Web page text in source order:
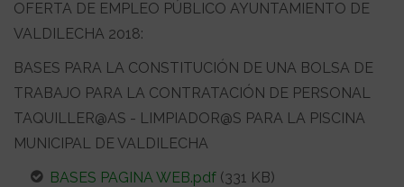
OFERTA DE EMPLEO PÚBLICO AYUNTAMIENTO DE
VALDILECHA 2018:
BASES PARA LA CONSTITUCIÓN DE UNA BOLSA DE
TRABAJO PARA LA CONTRATACIÓN DE PERSONAL
TAQUILLER@AS - LIMPIADOR@S PARA LA PISCINA
MUNICIPAL DE VALDILECHA
BASES PAGINA WEB.pdf (331 KB)